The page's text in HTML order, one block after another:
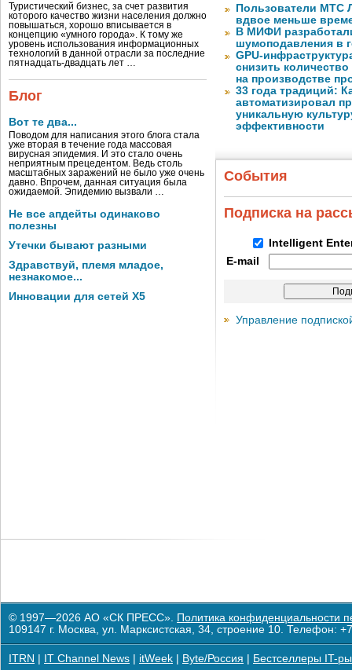
Туристический бизнес, за счет развития
которого качество жизни населения должно
повышаться, хорошо вписывается в
концепцию «умного города». К тому же
уровень использования информационных
технологий в данной отрасли за последние
пятнадцать-двадцать лет …
Блог
Вот те два...
Поводом для написания этого блога стала
уже вторая в течение года массовая
вирусная эпидемия. И это стало очень
неприятным прецедентом. Ведь столь
масштабных заражений не было уже очень
давно. Впрочем, данная ситуация была
ожидаемой. Эпидемию вызвали …
Не все апдейты одинаково
полезны
Утечки бывают разными
Здравствуй, племя младое,
незнакомое...
Инновации для сетей X5
Пользователи МТС
вдвое меньше
В МИФИ
шумоподавления в
GPU-
снизить
на производстве
33 года традиций:
автоматизировал
уникальную
эффективности
События
Подписка на
Intelligent
E-mail
Управление
© 1997—2026 АО «СК ПРЕСС». Политика конфиденциальности
109147 г. Москва, ул. Марксистская, 34, строение 10. Телефон:
ITRN IT Channel News itWeek Byte/Россия Бестселлеры IT-